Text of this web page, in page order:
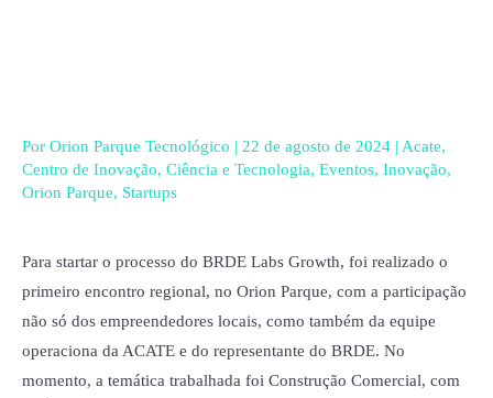
Por Orion Parque Tecnológico | 22 de agosto de 2024 | Acate,
Centro de Inovação, Ciência e Tecnologia, Eventos, Inovação,
Orion Parque, Startups
Para startar o processo do BRDE Labs Growth, foi realizado o
primeiro encontro regional, no Orion Parque, com a participação
não só dos empreendedores locais, como também da equipe
operaciona da ACATE e do representante do BRDE. No
momento, a temática trabalhada foi Construção Comercial, com